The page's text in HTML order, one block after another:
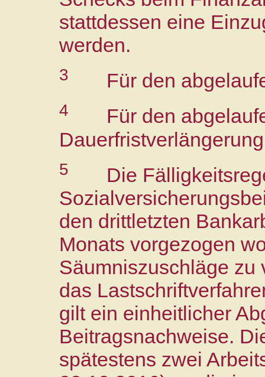
stattdessen eine
werden.
3 Für den
4 Für den
5 Die
den drittletzten
Monats vorgezogen
Säumniszuschläge zu
das
gilt ein einheitlicher
Beitragsnachweise.
spätestens zwei